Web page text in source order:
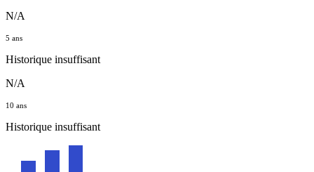
N/A
5 ans
Historique insuffisant
N/A
10 ans
Historique insuffisant